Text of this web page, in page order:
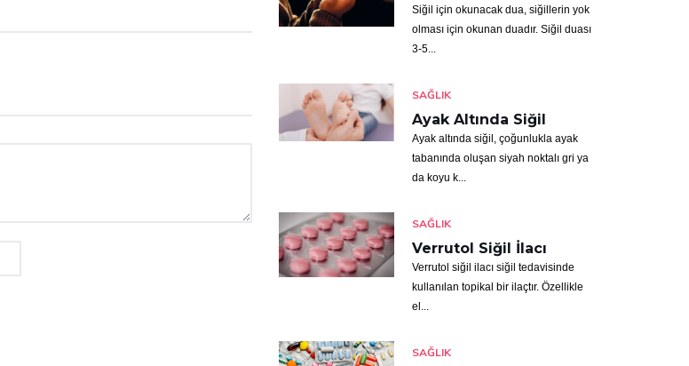
Siğil için okunacak dua, siğillerin yok
olması için okunan duadır. Siğil duası
3-5...
SAĞLIK
Ayak Altında Siğil
Ayak altında siğil, çoğunlukla ayak
tabanında oluşan siyah noktalı gri ya
da koyu k...
SAĞLIK
Verrutol Siğil İlacı
Verrutol siğil ilacı siğil tedavisinde
kullanılan topikal bir ilaçtır. Özellikle
el...
SAĞLIK